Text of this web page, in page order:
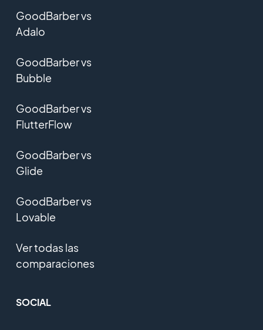
GoodBarber vs
Adalo
GoodBarber vs
Bubble
GoodBarber vs
FlutterFlow
GoodBarber vs
Glide
GoodBarber vs
Lovable
Ver todas las
comparaciones
SOCIAL